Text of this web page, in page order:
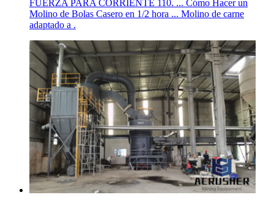
FUERZA PARA CORRIENTE 110. ... Cómo Hacer un
Molino de Bolas Casero en 1/2 hora ... Molino de carne
adaptado a .